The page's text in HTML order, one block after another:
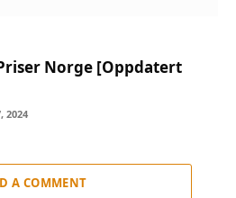
Norge [Oppdatert
2024
A COMMENT